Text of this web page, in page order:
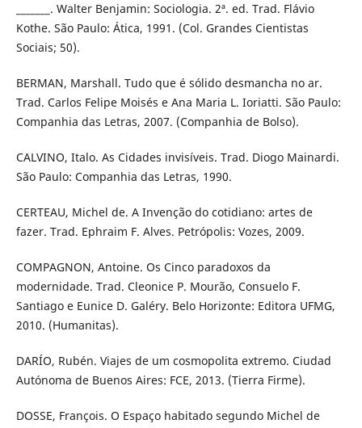
_______. Walter Benjamin: Sociologia. 2ª. ed. Trad. Flávio
Kothe. São Paulo: Ática, 1991. (Col. Grandes Cientistas
Sociais; 50).
BERMAN, Marshall. Tudo que é sólido desmancha no ar.
Trad. Carlos Felipe Moisés e Ana Maria L. Ioriatti. São Paulo:
Companhia das Letras, 2007. (Companhia de Bolso).
CALVINO, Italo. As Cidades invisíveis. Trad. Diogo Mainardi.
São Paulo: Companhia das Letras, 1990.
CERTEAU, Michel de. A Invenção do cotidiano: artes de
fazer. Trad. Ephraim F. Alves. Petrópolis: Vozes, 2009.
COMPAGNON, Antoine. Os Cinco paradoxos da
modernidade. Trad. Cleonice P. Mourão, Consuelo F.
Santiago e Eunice D. Galéry. Belo Horizonte: Editora UFMG,
2010. (Humanitas).
DARÍO, Rubén. Viajes de um cosmopolita extremo. Ciudad
Autónoma de Buenos Aires: FCE, 2013. (Tierra Firme).
DOSSE, François. O Espaço habitado segundo Michel de